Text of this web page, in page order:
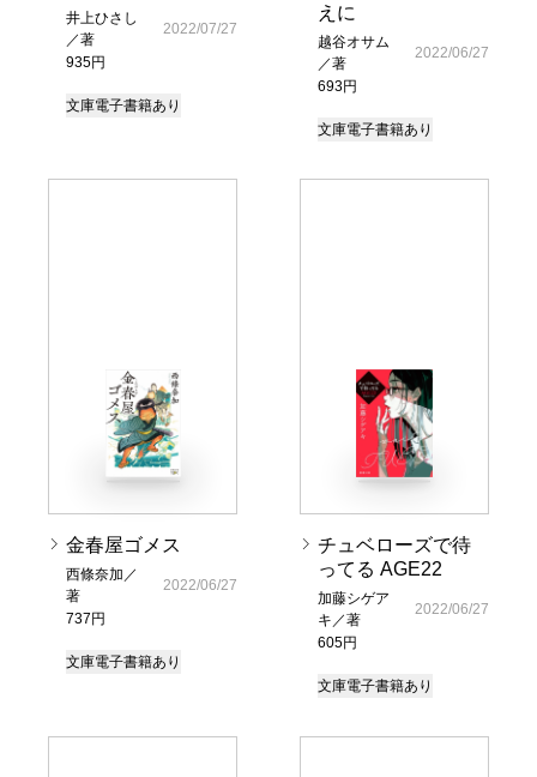
井上ひさし
／著
935円
2022/07/27
文庫電子書籍あり
えに
越谷オサム
／著
693円
2022/06/27
文庫電子書籍あり
金春屋ゴメス
西條奈加／
著
737円
2022/06/27
文庫電子書籍あり
チュベローズで待
ってる AGE22
加藤シゲア
キ／著
605円
2022/06/27
文庫電子書籍あり